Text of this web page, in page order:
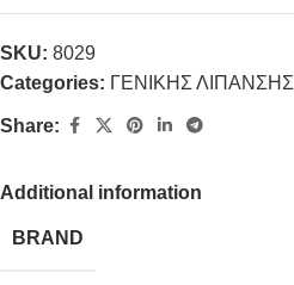
SKU: 8029
Categories: ΓΕΝΙΚΗΣ ΛΙΠΑΝΣΗΣ
Share:
Additional information
BRAND